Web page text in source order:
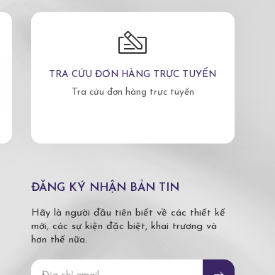
TRA CỨU ĐƠN HÀNG TRỰC TUYẾN
Tra cứu đơn hàng trực tuyến
ĐĂNG KÝ NHẬN BẢN TIN
Hãy là người đầu tiên biết về các thiết kế
mới, các sự kiện đặc biệt, khai trương và
hơn thế nữa.